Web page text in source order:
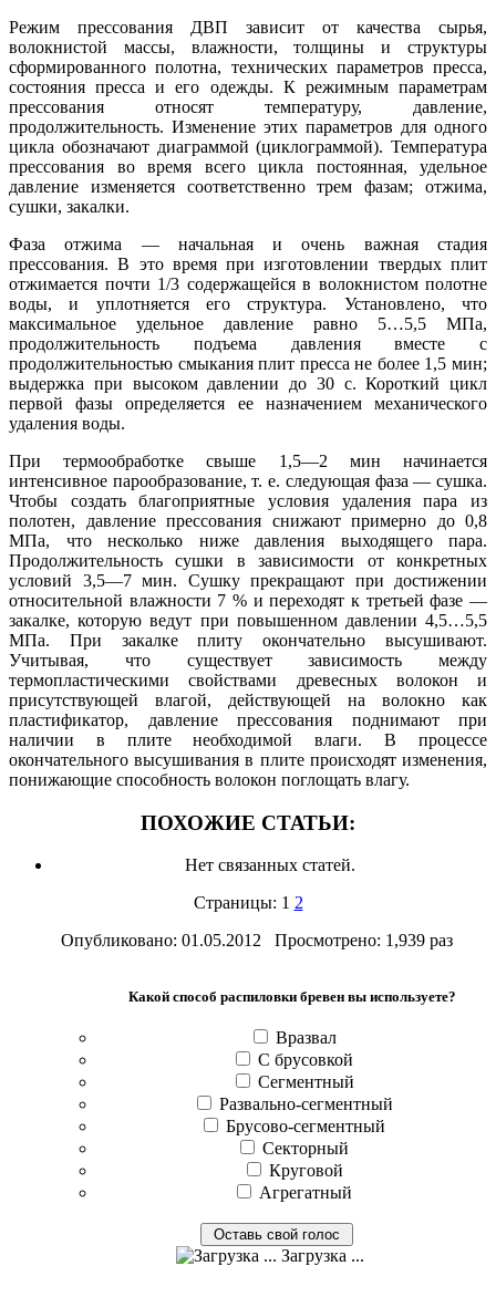
Режим прессования ДВП зависит от качества сырья,
волокнистой массы, влажности, толщины и структуры
сформированного полотна, технических параметров пресса,
состояния пресса и его одежды. К режимным параметрам
прессования относят температуру, давление,
продолжительность. Изменение этих параметров для одного
цикла обозначают диаграммой (циклограммой). Температура
прессования во время всего цикла постоянная, удельное
давление изменяется соответственно трем фазам; отжима,
сушки, закалки.
Фаза отжима — начальная и очень важная стадия
прессования. В это время при изготовлении твердых плит
отжимается почти 1/3 содержащейся в волокнистом полотне
воды, и уплотняется его структура. Установлено, что
максимальное удельное давление равно 5…5,5 МПа,
продолжительность подъема давления вместе с
продолжительностью смыкания плит пресса не более 1,5 мин;
выдержка при высоком давлении до 30 с. Короткий цикл
первой фазы определяется ее назначением механического
удаления воды.
При термообработке свыше 1,5—2 мин начинается
интенсивное парообразование, т. е. следующая фаза — сушка.
Чтобы создать благоприятные условия удаления пара из
полотен, давление прессования снижают примерно до 0,8
МПа, что несколько ниже давления выходящего пара.
Продолжительность сушки в зависимости от конкретных
условий 3,5—7 мин. Сушку прекращают при достижении
относительной влажности 7 % и переходят к третьей фазе —
закалке, которую ведут при повышенном давлении 4,5…5,5
МПа. При закалке плиту окончательно высушивают.
Учитывая, что существует зависимость между
термопластическими свойствами древесных волокон и
присутствующей влагой, действующей на волокно как
пластификатор, давление прессования поднимают при
наличии в плите необходимой влаги. В процессе
окончательного высушивания в плите происходят изменения,
понижающие способность волокон поглощать влагу.
ПОХОЖИЕ СТАТЬИ:
Нет связанных статей.
Страницы: 1 2
Опубликовано: 01.05.2012 Просмотрено: 1,939 раз
Какой способ распиловки бревен вы используете?
Вразвал
С брусовкой
Сегментный
Развально-сегментный
Брусово-сегментный
Секторный
Круговой
Агрегатный
Загрузка ...